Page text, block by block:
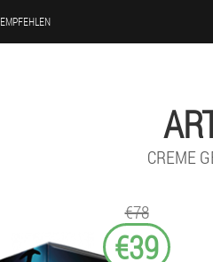
EMPFEHLEN
CREME
€78
€39